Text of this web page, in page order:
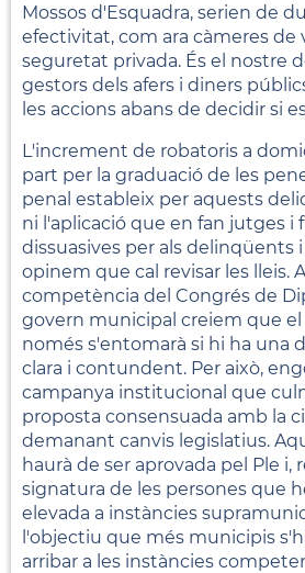
Mossos d'Esquadra, serien de
efectivitat, com ara càmeres de
seguretat privada. És el nostre
gestors dels afers i diners
les accions abans de decidir si
L'increment de robatoris a
part per la graduació de les
penal estableix per aquests
ni l'aplicació que en fan jutges i
dissuasives per als delinqüents
opinem que cal revisar les lleis.
competència del Congrés de
govern municipal creiem que el
només s'entomarà si hi ha una
clara i contundent. Per això,
campanya institucional que
proposta consensuada amb la
demanant canvis legislatius.
haurà de ser aprovada pel Ple i,
signatura de les persones que
elevada a instàncies
l'objectiu que més municipis
arribar a les instàncies